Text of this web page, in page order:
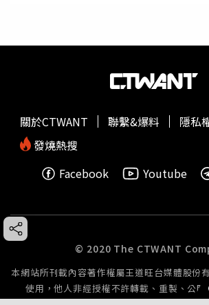
關於CTWANT 聯繫&爆料
隱私
發燒熱搜
Facebook
Youtube
© 2020 The CTWANT
本網站所刊載內容著作權屬王道旺台媒體股份
使用，他人非經授權不許轉載、重製、公